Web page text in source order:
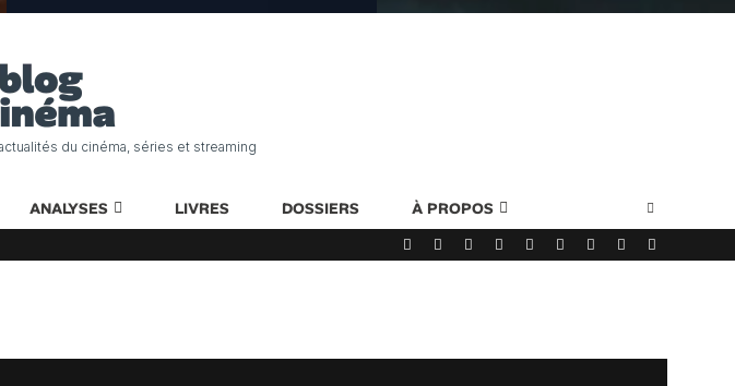
du cinéma, séries et streaming
ANALYSES LIVRES DOSSIERS À PROPOS